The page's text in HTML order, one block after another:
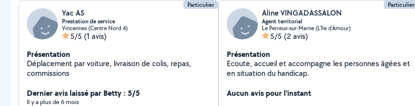
Particulier
Yac AS
Prestation de service
Vincennes (Centre Nord 4)
5/5 (1 avis)
Présentation
Déplacement par voiture, livraison de colis, repas,
commissions
Dernier avis laissé par Betty : 5/5
Il y a plus de 6 mois
Particulier
Aline VINGADASSALON
Agent territorial
Le Perreux-sur-Marne (L'Ile d'Amour)
5/5 (2 avis)
Présentation
Ecoute, accueil et accompagne les personnes âgées et
en situation du handicap.
Aucun avis pour l'instant